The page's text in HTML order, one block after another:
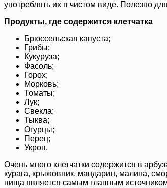
употреблять их в чистом виде. Полезно
Продукты, где содержится клетчатка
Брюссельская капуста;
Грибы;
Кукуруза;
Фасоль;
Горох;
Морковь;
Томаты;
Лук;
Свекла;
Тыква;
Огурцы;
Перец;
Укроп.
Очень много клетчатки содержится в
курага, крыжовник, мандарин, малина,
пища является самым главным